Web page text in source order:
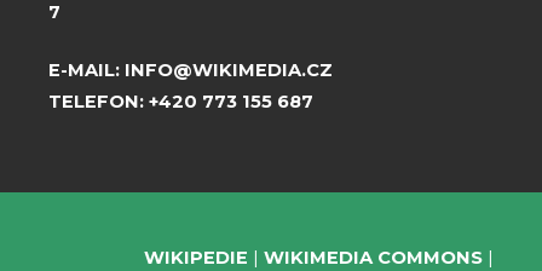
7
E-MAIL: INFO@WIKIMEDIA.CZ
TELEFON: +420 773 155 687
WIKIPEDIE
WIKIMEDIA COMMONS